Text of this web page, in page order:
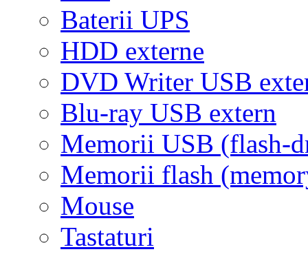
Baterii UPS
HDD externe
DVD Writer USB
Blu-ray USB extern
Memorii USB (flash-
Memorii flash
Mouse
Tastaturi